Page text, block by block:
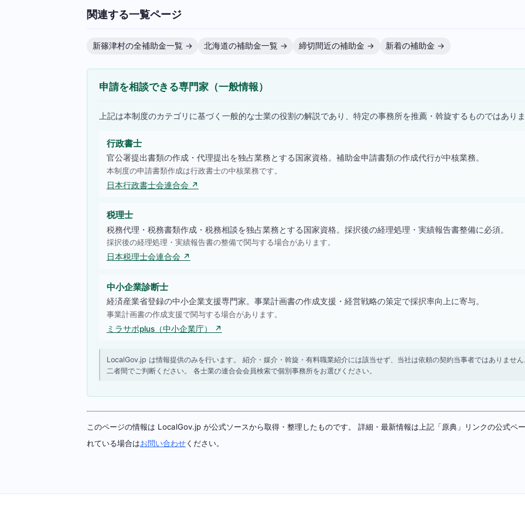
関連する一覧ページ
新篠津村の全補助金一覧 → 北海道の補助金一覧 → 締切間近の補助金 → 新着の補助金 →
申請を相談できる専門家（一般情報）
上記は本制度のカテゴリに基づく一般的な士業の役割の解説であり、特定の事務所を推薦・斡旋するものではあり
行政書士
官公署提出書類の作成・代理提出を独占業務とする国家資格。補助金申請書類の作成代行が中核業務。
本制度の申請書類作成は行政書士の中核業務です。
日本行政書士会連合会 ↗
税理士
税務代理・税務書類作成・税務相談を独占業務とする国家資格。採択後の経理処理・実績報告書整備に必須。
採択後の経理処理・実績報告書の整備で関与する場合があります。
日本税理士会連合会 ↗
中小企業診断士
経済産業省登録の中小企業支援専門家。事業計画書の作成支援・経営戦略の策定で採択率向上に寄与。
事業計画書の作成支援で関与する場合があります。
ミラサポplus（中小企業庁） ↗
LocalGov.jp は情報提供のみを行います。 紹介・媒介・斡旋・有料職業紹介には該当せず、当社は依頼の契約当事者ではありませ
二者間でご判断ください。 各士業の連合会会員検索で個別事務所をお選びください。
このページの情報は LocalGov.jp が公式ソースから取得・整理したものです。 詳細・最新情報は上記「原典」リンクの公式ペ
れている場合はお問い合わせください。